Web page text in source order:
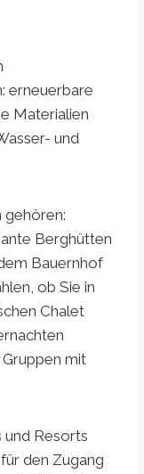
erneuerbare
Materialien
und
gehören:
Berghütten
Bauernhof
ob Sie in
Chalet
mit
Resorts
den Zugang